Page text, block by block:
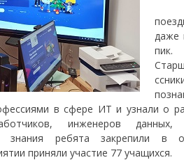
даже
пик.
в сфере ИТ и узнали о
инженеров данных,
знания ребята закрепили в
приняли участие 77 учащихся.